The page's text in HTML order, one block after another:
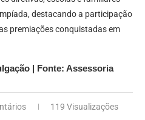
destacando a participação
premiações conquistadas em
| Fonte: Assessoria
119 Visualizações